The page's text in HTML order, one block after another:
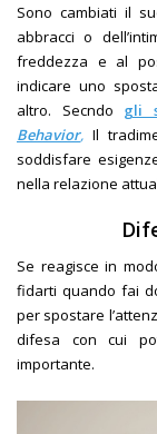
Sono cambiati il
abbracci o
freddezza e al
indicare uno
altro. Secndo
gli
Behavior, Il
soddisfare
nella relazione
Se reagisce in
fidarti quando fai
per spostare
difesa con cui
importante.